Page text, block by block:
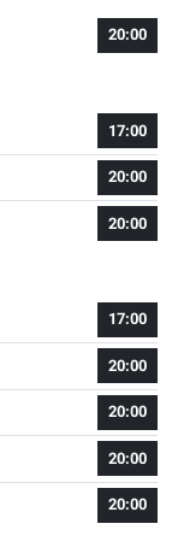
20:00
17:00
20:00
20:00
17:00
20:00
20:00
20:00
20:00